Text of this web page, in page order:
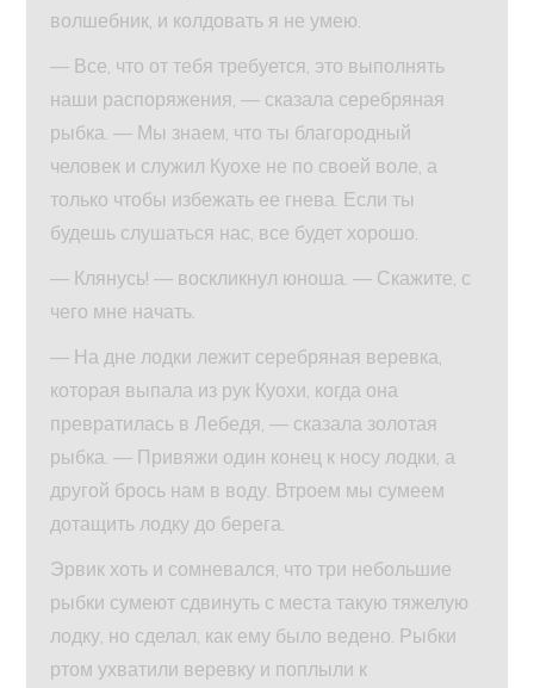
волшебник, и колдовать я не умею.
— Все, что от тебя требуется, это выполнять
наши распоряжения, — сказала серебряная
рыбка. — Мы знаем, что ты благородный
человек и служил Куохе не по своей воле, а
только чтобы избежать ее гнева. Если ты
будешь слушаться нас, все будет хорошо.
— Клянусь! — воскликнул юноша. — Скажите, с
чего мне начать.
— На дне лодки лежит серебряная веревка,
которая выпала из рук Куохи, когда она
превратилась в Лебедя, — сказала золотая
рыбка. — Привяжи один конец к носу лодки, а
другой брось нам в воду. Втроем мы сумеем
дотащить лодку до берега.
Эрвик хоть и сомневался, что три небольшие
рыбки сумеют сдвинуть с места такую тяжелую
лодку, но сделал, как ему было ведено. Рыбки
ртом ухватили веревку и поплыли к